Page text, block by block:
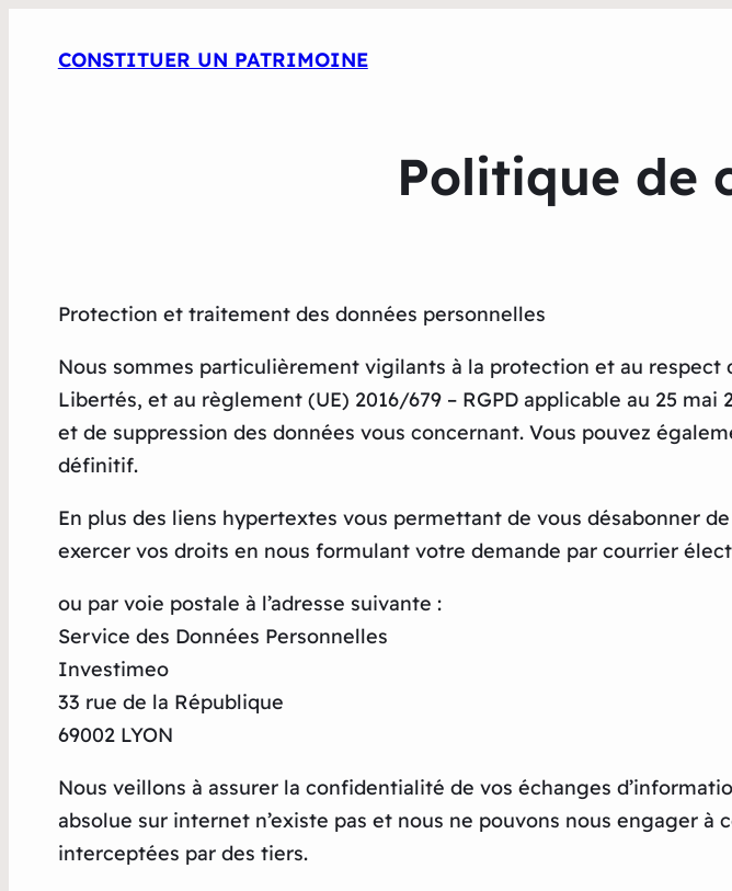
CONSTITUER UN PATRIMOINE
Politique de
Protection et traitement des données personnelles
Nous sommes particulièrement vigilants à la protection et au
Libertés, et au règlement (UE) 2016/679 – RGPD applicable au 25
et de suppression des données vous concernant. Vous pouvez
définitif.
En plus des liens hypertextes vous permettant de vous désabonner
exercer vos droits en nous formulant votre demande par courrier
ou par voie postale à l’adresse suivante :
Service des Données Personnelles
Investimeo
33 rue de la République
69002 LYON
Nous veillons à assurer la confidentialité de vos échanges
absolue sur internet n’existe pas et nous ne pouvons nous engager
interceptées par des tiers.